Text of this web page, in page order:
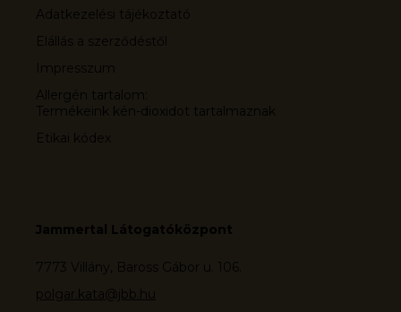
Adatkezelési tájékoztató
Elállás a szerződéstől
Impresszum
Allergén tartalom:
Termékeink kén-dioxidot tartalmaznak
Etikai kódex
Jammertal Látogatóközpont
7773 Villány, Baross Gábor u. 106.
polgar.kata@jbb.hu